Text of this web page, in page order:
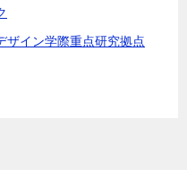
ザイン学際重点研究拠点